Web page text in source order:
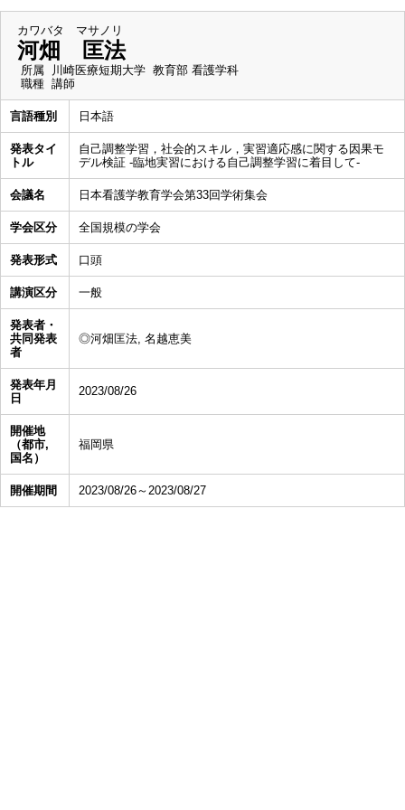
カワバタ マサノリ
河畑 匡法
所属
川崎医療短期大学 教育部 看護学科
職種 講師
言語種別 日本語
発表タイ
トル
自己調整学習，社会的スキル，実習適応感に関する因果モ
デル検証 -臨地実習における自己調整学習に着目して-
会議名 日本看護学教育学会第33回学術集会
学会区分 全国規模の学会
発表形式 口頭
講演区分 一般
発表者・
共同発表
者
◎河畑匡法, 名越恵美
発表年月
日
2023/08/26
開催地
（都市,
国名）
福岡県
開催期間 2023/08/26～2023/08/27